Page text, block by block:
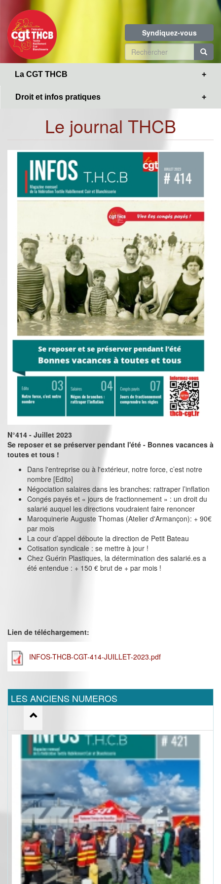
contenu
principal
Syndiquez-vous
Formulaire
de
La CGT THCB
Droit et infos pratiques
Le journal THCB
N°414 - Juillet 2023
Se reposer et se préserver pendant l'été - Bonnes vacances à
toutes et tous !
Dans l'entreprise ou à l'extérieur, notre force, c’est notre
nombre [Edito]
Négociation salaires dans les branches: rattraper l’inflation
Congés payés et « jours de fractionnement » : un droit du
salarié auquel les directions voudraient faire renoncer
Maroquinerie Auguste Thomas (Atelier d'Armançon): + 90€
par mois
La cour d’appel déboute la direction de Petit Bateau
Cotisation syndicale : se mettre à jour !
Chez Guérin Plastiques, la détermination des salarié.es a
été entendue : + 150 € brut de + par mois !
Lien de téléchargement:
INFOS-THCB-CGT-414-JUILLET-2023.pdf
LES ANCIENS NUMEROS